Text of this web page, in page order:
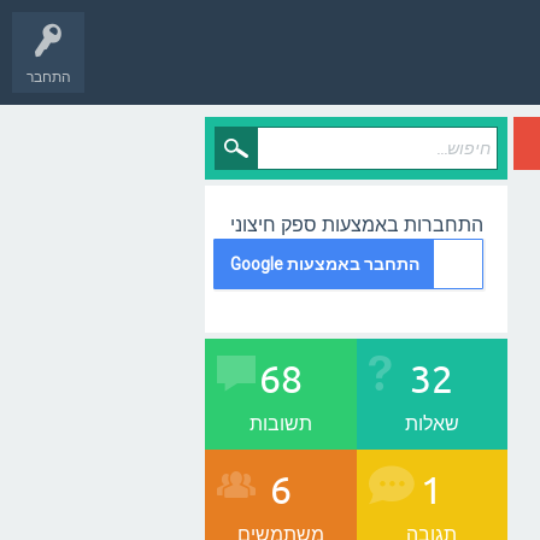
התחבר
התחברות באמצעות ספק חיצוני
התחבר באמצעות Google
32
שאלות
68
תשובות
1
תגובה
6
משתמשים